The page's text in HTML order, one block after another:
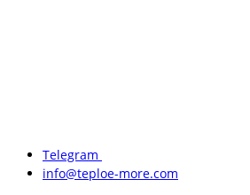
Telegram
info@teploe-more.com